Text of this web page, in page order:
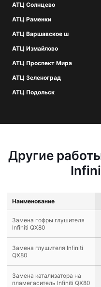
АТЦ Солнцево
АТЦ Раменки
АТЦ Варшавское ш
АТЦ Измайлово
АТЦ Проспект Мира
АТЦ Зеленоград
АТЦ Подольск
Другие
Наименование
Замена гофры глушителя
Infiniti QX80
Замена глушителя Infiniti
QX80
Замена катализатора на
пламегаситель Infiniti QX80